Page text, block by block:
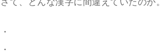
さて、どんな漢字に間違えていたのか。
・
・